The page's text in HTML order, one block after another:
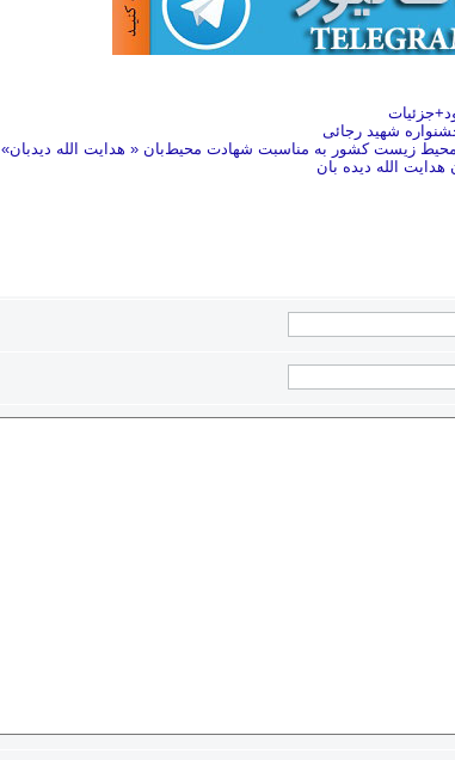
شهید رجائی
زیست کشور به مناسبت شهادت محیط‌بان « هدایت الله دیدبان»
الله دیده بان